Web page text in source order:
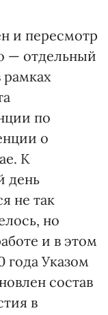
и пересмотр
— отдельный
по
о
К
день
не так
но
и в этом
года Указом
состав
в